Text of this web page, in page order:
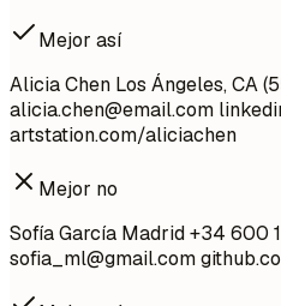
Mejor así
Alicia Chen Los Ángeles, CA
alicia.chen@email.com
artstation.com/aliciachen
Mejor no
Sofía García Madrid +34 600
sofia_ml@gmail.com